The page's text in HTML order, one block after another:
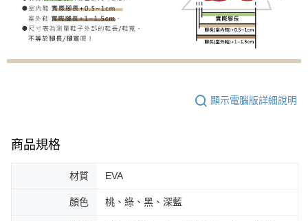
顯示電腦版詳細說明
商品規格
材質 EVA
顏色 桃、綠、黑、深藍